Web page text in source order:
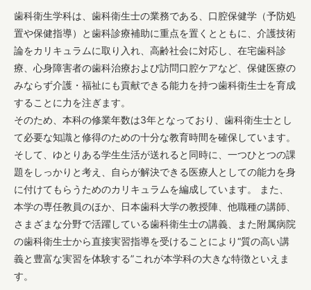
入試情報
学内専用サイト
歯科衛生学科は、歯科衛生士の業務である、口腔保健学（予防処
置や保健指導）と歯科診療補助に重点を置くとともに、介護技術
論をカリキュラムに取り入れ、高齢社会に対応し、在宅歯科診
療、心身障害者の歯科治療および訪問口腔ケアなど、保健医療の
みならず介護・福祉にも貢献できる能力を持つ歯科衛生士を育成
することに力を注ぎます。
そのため、本科の修業年数は3年となっており、歯科衛生士とし
て必要な知識と修得のための十分な教育時間を確保しています。
そして、ゆとりある学生生活が送れると同時に、一つひとつの課
題をしっかりと考え、自らが解決できる医療人としての能力を身
に付けてもらうためのカリキュラムを編成しています。 また、
本学の専任教員のほか、日本歯科大学の教授陣、他職種の講師、
さまざまな分野で活躍している歯科衛生士の講義、また附属病院
の歯科衛生士から直接実習指導を受けることにより“質の高い講
義と豊富な実習を体験する”これが本学科の大きな特徴といえま
す。